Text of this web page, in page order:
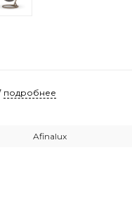
подробнее
Afinalux